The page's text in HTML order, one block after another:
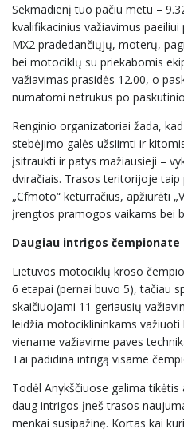
Sekmadienį tuo pačiu metu –
kvalifikacinius važiavimus
MX2 pradedančiųjų, moterų,
bei motociklų su priekabomis
važiavimas prasidės 12.00, o
numatomi netrukus po
Renginio organizatoriai žada,
stebėjimo galės užsiimti ir
įsitraukti ir patys mažiausieji –
dviračiais. Trasos teritorijoje taip
„Cfmoto“ keturračius, apžiūrėti
įrengtos pramogos vaikams bei
Daugiau intrigos čempionate
Lietuvos motociklų kroso
6 etapai (pernai buvo 5), tačiau
skaičiuojami 11 geriausių
leidžia motociklininkams
viename važiavime paves
Tai padidina intrigą visame
Todėl Anykščiuose galima
daug intrigos įneš trasos
menkai susipažinę. Kortas kai